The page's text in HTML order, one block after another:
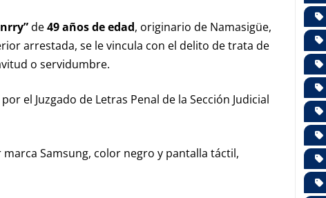
de49 años de edad, originario de Namasigüe,
arrestada, se le vincula con el delito de trata de
o servidumbre.
el Juzgado de Letras Penal de la Sección Judicial
Samsung, color negro y pantalla táctil,